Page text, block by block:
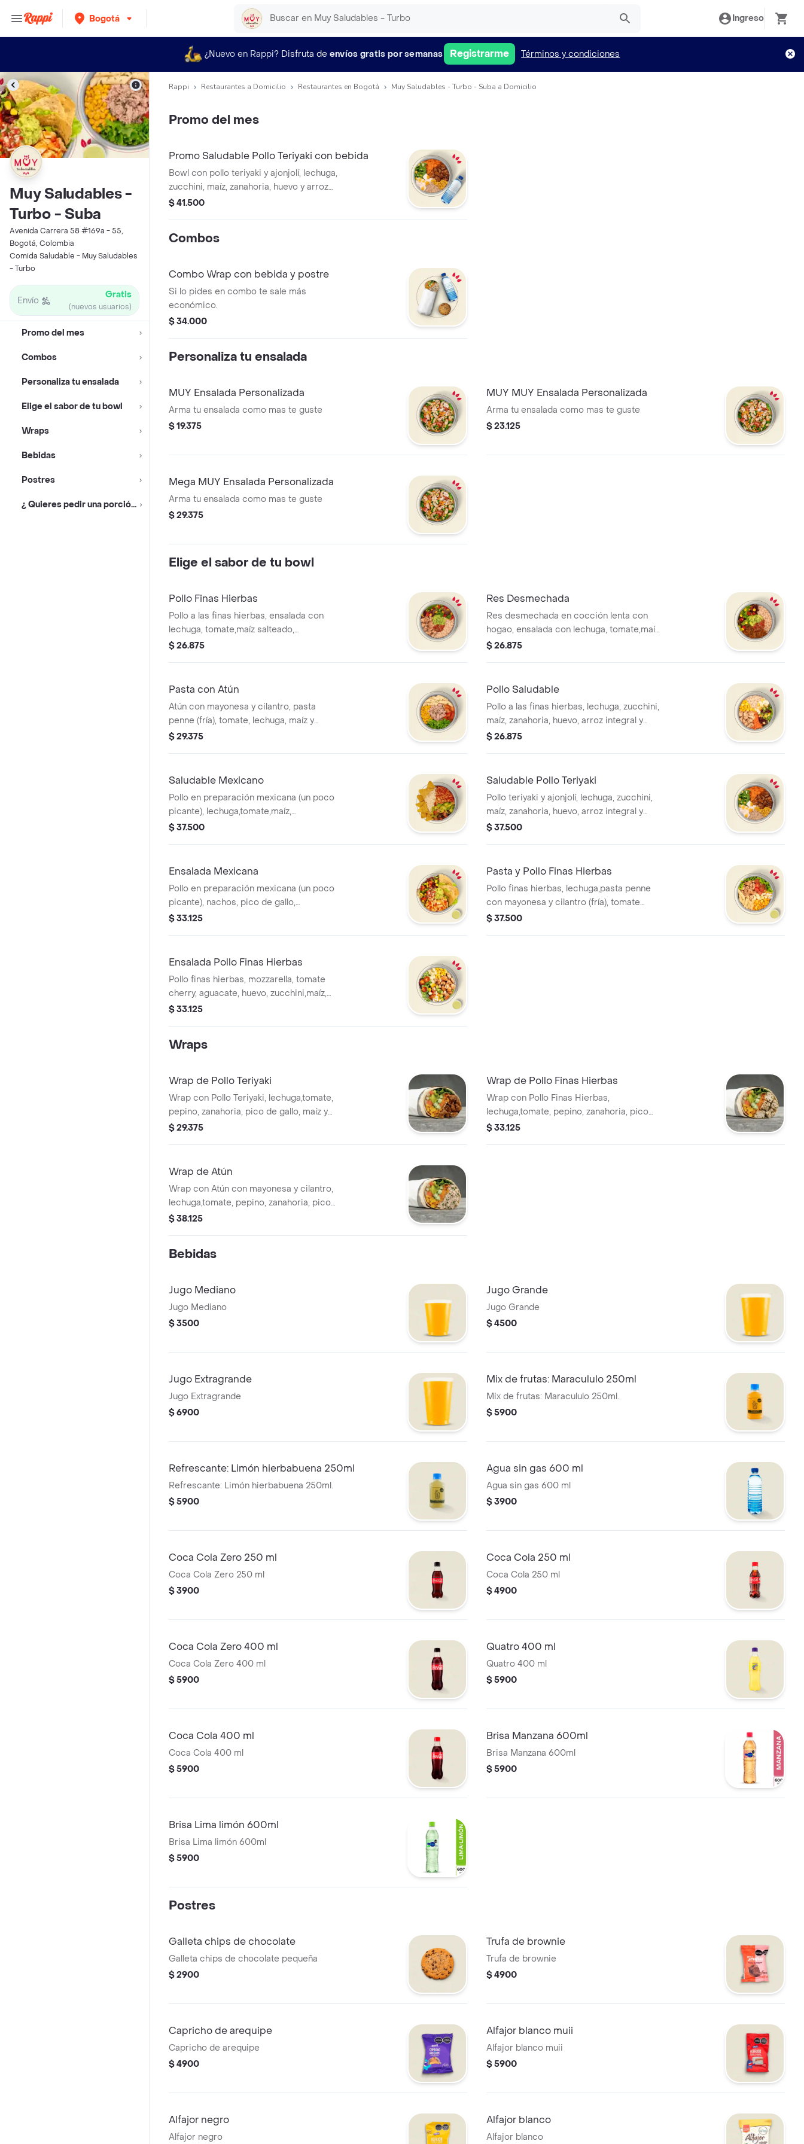
Bogotá Ingreso
¿Nuevo en Rappi? Disfruta de envíos gratis por semanas Registrarme Términos y condiciones
Muy Saludables -
Turbo - Suba
Avenida Carrera 58 #169a - 55,
Bogotá, Colombia
Comida Saludable - Muy Saludables
- Turbo
Envío Gratis
(nuevos usuarios)
Promo del mes
Combos
Personaliza tu ensalada
Elige el sabor de tu bowl
Wraps
Bebidas
Postres
¿ Quieres pedir una porción ?
Rappi Restaurantes a Domicilio Restaurantes en Bogotá Muy Saludables - Turbo - Suba a Domicilio
Promo del mes
Promo Saludable Pollo Teriyaki con bebida
Bowl con pollo teriyaki y ajonjolí, lechuga,
zucchini, maíz, zanahoria, huevo y arroz
integral. Acompañado con salsa MUY y
$ 41.500
Combos
Combo Wrap con bebida y postre
Si lo pides en combo te sale más
económico.
$ 34.000
Personaliza tu ensalada
MUY Ensalada Personalizada
Arma tu ensalada como mas te guste
$ 19.375
MUY MUY Ensalada Personalizada
Arma tu ensalada como mas te guste
$ 23.125
Mega MUY Ensalada Personalizada
Arma tu ensalada como mas te guste
$ 29.375
Elige el sabor de tu bowl
Pollo Finas Hierbas
Pollo a las finas hierbas, ensalada con
lechuga, tomate,maíz salteado,
guacamole, pico de gallo salsa MUY y
$ 26.875
Res Desmechada
Res desmechada en cocción lenta con
hogao, ensalada con lechuga, tomate,maíz
salteado, guacamole, pico de gallo salsa
$ 26.875
Pasta con Atún
Atún con mayonesa y cilantro, pasta
penne (fría), tomate, lechuga, maíz y
guacamole. *La bebida tiene un costo
$ 29.375
Pollo Saludable
Pollo a las finas hierbas, lechuga, zucchini,
maíz, zanahoria, huevo, arroz integral y
salsa MUY. *La bebida tiene un costo
$ 26.875
Saludable Mexicano
Pollo en preparación mexicana (un poco
picante), lechuga,tomate,maíz,
aguacate,nachos, arroz integral y salsa
$ 37.500
Saludable Pollo Teriyaki
Pollo teriyaki y ajonjolí, lechuga, zucchini,
maíz, zanahoria, huevo, arroz integral y
salsa MUY, * La bebida tiene un costo
$ 37.500
Ensalada Mexicana
Pollo en preparación mexicana (un poco
picante), nachos, pico de gallo,
guacamole,mozzarella,maíz, lechuga y
$ 33.125
Pasta y Pollo Finas Hierbas
Pollo finas hierbas, lechuga,pasta penne
con mayonesa y cilantro (fría), tomate
cherry, mozzarella, maíz, huevo y salsa
$ 37.500
Ensalada Pollo Finas Hierbas
Pollo finas hierbas, mozzarella, tomate
cherry, aguacate, huevo, zucchini,maíz,
base de lechuga y salsa MUY. La bebida
$ 33.125
Wraps
Wrap de Pollo Teriyaki
Wrap con Pollo Teriyaki, lechuga,tomate,
pepino, zanahoria, pico de gallo, maíz y
guacamole en tortilla de harina de trigo. *
$ 29.375
Wrap de Pollo Finas Hierbas
Wrap con Pollo Finas Hierbas,
lechuga,tomate, pepino, zanahoria, pico
de gallo, maíz y guacamole en tortilla de
$ 33.125
Wrap de Atún
Wrap con Atún con mayonesa y cilantro,
lechuga,tomate, pepino, zanahoria, pico
de gallo, maíz y guacamole en tortilla de
$ 38.125
Bebidas
Jugo Mediano
Jugo Mediano
$ 3500
Jugo Grande
Jugo Grande
$ 4500
Jugo Extragrande
Jugo Extragrande
$ 6900
Mix de frutas: Maracululo 250ml
Mix de frutas: Maracululo 250ml.
$ 5900
Refrescante: Limón hierbabuena 250ml
Refrescante: Limón hierbabuena 250ml.
$ 5900
Agua sin gas 600 ml
Agua sin gas 600 ml
$ 3900
Coca Cola Zero 250 ml
Coca Cola Zero 250 ml
$ 3900
Coca Cola 250 ml
Coca Cola 250 ml
$ 4900
Coca Cola Zero 400 ml
Coca Cola Zero 400 ml
$ 5900
Quatro 400 ml
Quatro 400 ml
$ 5900
Coca Cola 400 ml
Coca Cola 400 ml
$ 5900
Brisa Manzana 600ml
Brisa Manzana 600ml
$ 5900
Brisa Lima limón 600ml
Brisa Lima limón 600ml
$ 5900
Postres
Galleta chips de chocolate
Galleta chips de chocolate pequeña
$ 2900
Trufa de brownie
Trufa de brownie
$ 4900
Capricho de arequipe
Capricho de arequipe
$ 4900
Alfajor blanco muii
Alfajor blanco muii
$ 5900
Alfajor negro
Alfajor negro
Alfajor blanco
Alfajor blanco